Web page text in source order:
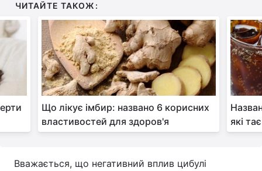
ЧИТАЙТЕ ТАКОЖ:
Що лікує імбир: названо 6 корисних
властивостей для здоров'я
які
Вважається, що негативний вплив цибулі